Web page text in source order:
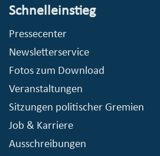
Schnelleinstieg
Pressecenter
Newsletterservice
Fotos zum Download
Veranstaltungen
Sitzungen politischer Gremien
Job & Karriere
Ausschreibungen